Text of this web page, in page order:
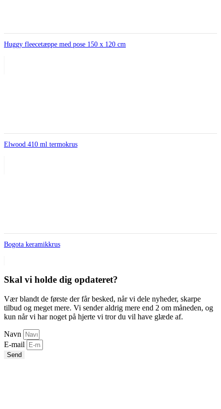
Huggy fleecetæppe med pose 150 x 120 cm
Elwood 410 ml termokrus
Bogota keramikkrus
Skal vi holde dig opdateret?
Vær blandt de første der får besked, når vi dele nyheder, skarpe
tilbud og meget mere. Vi sender aldrig mere end 2 om måneden, og
kun når vi har noget på hjerte vi tror du vil have glæde af.
Navn
E-mail
Send